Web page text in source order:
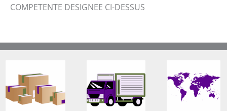
COMPETENTE DESIGNEE CI-DESSUS